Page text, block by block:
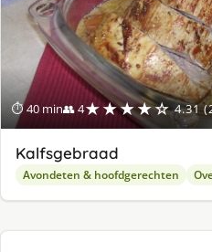
⏱ 40 min👥 4★★★★☆ 4.31
Kalfsgebraad
Avondeten & hoofdgerechten